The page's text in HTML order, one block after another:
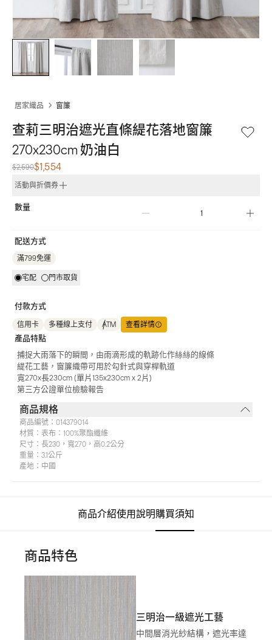
居家織品 窗簾
查莉三明治遮光直條緹花落地窗簾
270x230cm 奶油白
$2,590$1,554
活動與折價券
數量
配送方式
滿799免運
宅配 門市取貨
付款方式
信用卡 多種線上支付 ATM 查看詳情
產品特點
捕捉大雨落下的瞬間，由雨滴形成的軌跡化作絲絲的線條
緹花工藝，窗簾織帶可用於勾針式與穿桿軌道
寬270x長230cm (單片135x230cm x 2片)
第三方公證單位檢驗報告
商品規格
商品編號： 014379014
材質： 表布：100%聚酯纖維
尺寸： 長230，寬270，高0.2公分
重量： 3.1公斤
產地： 中國
商品介紹使用說明購買須知
商品特色
三明治一級遮光工藝
中間層消光紗結構，遮光率達